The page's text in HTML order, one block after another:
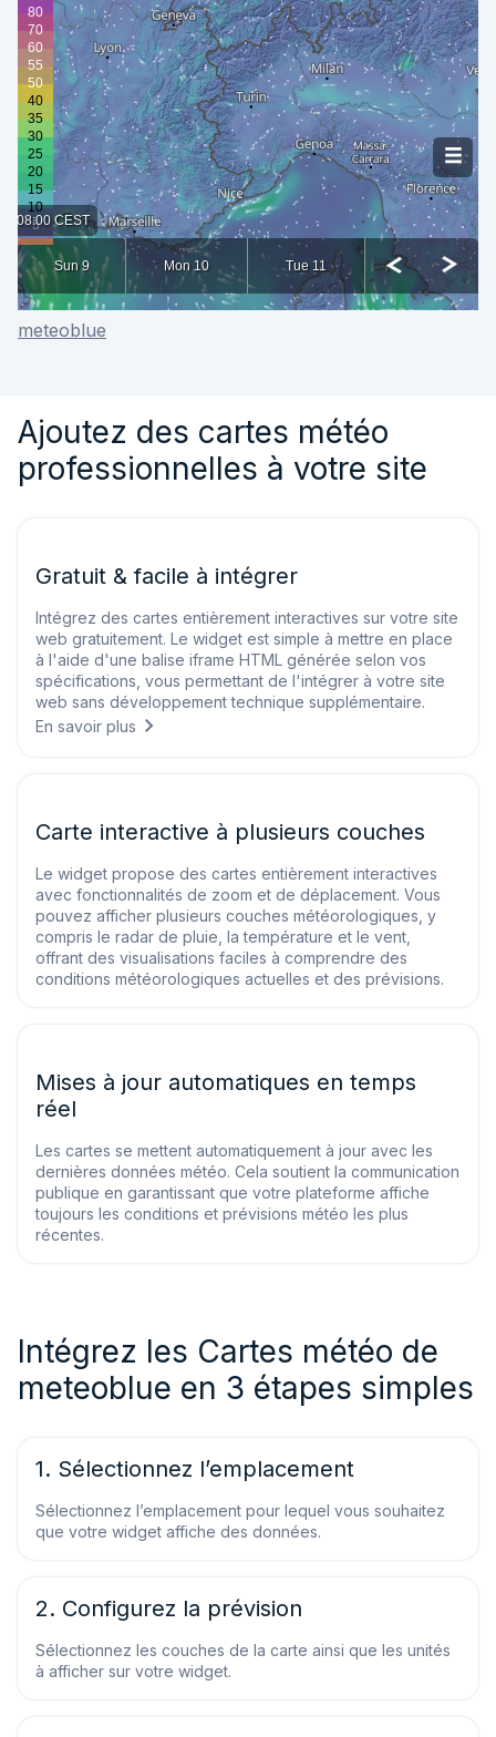
meteoblue
Ajoutez des cartes météo
professionnelles à votre site
Gratuit & facile à intégrer
Intégrez des cartes entièrement interactives sur votre site
web gratuitement. Le widget est simple à mettre en place
à l'aide d'une balise iframe HTML générée selon vos
spécifications, vous permettant de l'intégrer à votre site
web sans développement technique supplémentaire.
En savoir plus
Carte interactive à plusieurs couches
Le widget propose des cartes entièrement interactives
avec fonctionnalités de zoom et de déplacement. Vous
pouvez afficher plusieurs couches météorologiques, y
compris le radar de pluie, la température et le vent,
offrant des visualisations faciles à comprendre des
conditions météorologiques actuelles et des prévisions.
Mises à jour automatiques en temps
réel
Les cartes se mettent automatiquement à jour avec les
dernières données météo. Cela soutient la communication
publique en garantissant que votre plateforme affiche
toujours les conditions et prévisions météo les plus
récentes.
Intégrez les Cartes météo de
meteoblue en 3 étapes simples
1. Sélectionnez l’emplacement
Sélectionnez l’emplacement pour lequel vous souhaitez
que votre widget affiche des données.
2. Configurez la prévision
Sélectionnez les couches de la carte ainsi que les unités
à afficher sur votre widget.